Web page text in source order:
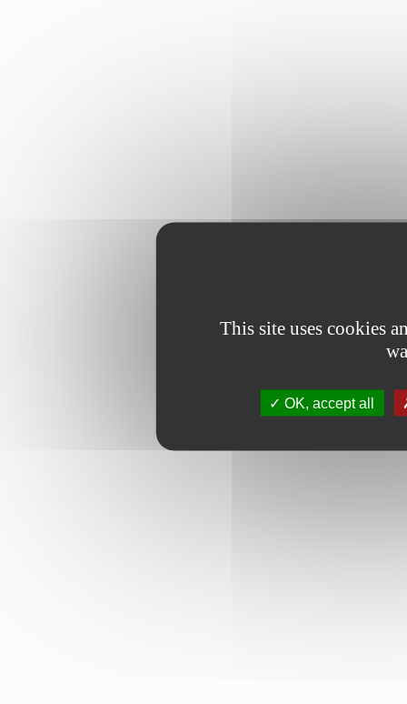
This site uses cookies
OK, accept all